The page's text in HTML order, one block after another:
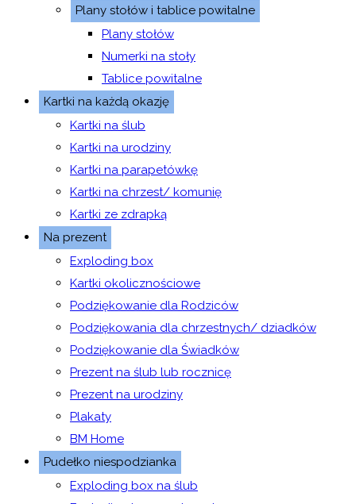
Plany stołów i tablice powitalne
Plany stołów
Numerki na stoły
Tablice powitalne
Kartki na każdą okazję
Kartki na ślub
Kartki na urodziny
Kartki na parapetówkę
Kartki na chrzest/ komunię
Kartki ze zdrapką
Na prezent
Exploding box
Kartki okolicznościowe
Podziękowanie dla Rodziców
Podziękowania dla chrzestnych/ dziadków
Podziękowanie dla Świadków
Prezent na ślub lub rocznicę
Prezent na urodziny
Plakaty
BM Home
Pudełko niespodzianka
Exploding box na ślub